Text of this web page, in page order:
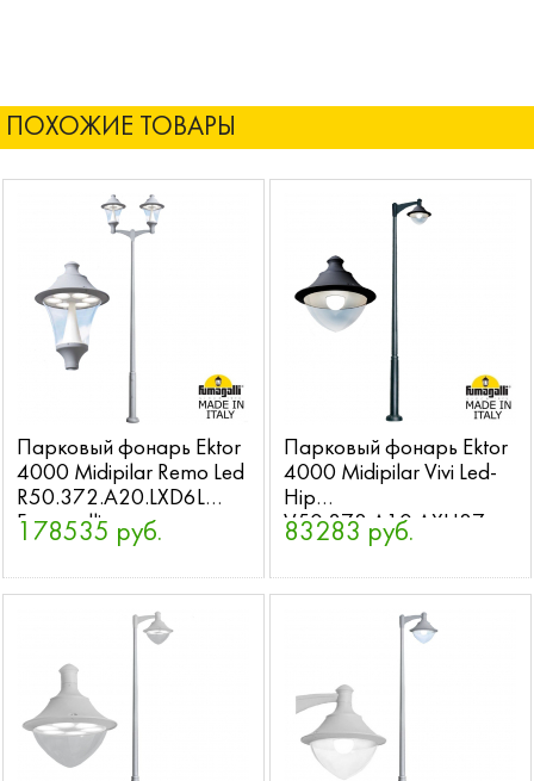
ПОХОЖИЕ ТОВАРЫ
Парковый фонарь Ektor
4000 Midipilar Remo Led
R50.372.A20.LXD6L
Fumagalli
178535 руб.
Парковый фонарь Ektor
4000 Midipilar Vivi Led-
Hip
V50.372.A10.AXH27
83283 руб.